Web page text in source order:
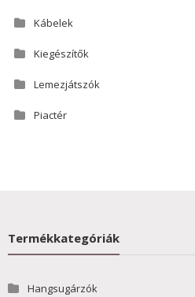
Kábelek
Kiegészítők
Lemezjátszók
Piactér
Termékkategóriák
Hangsugárzók